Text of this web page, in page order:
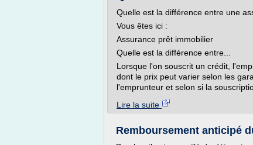
Quelle est la différence entre une
Vous êtes ici :
Assurance prêt immobilier
Quelle est la différence entre...
Lorsque l'on souscrit un crédit,
dont le prix peut varier selon les
l'emprunteur et selon si la
Lire la suite
Remboursement anticipé